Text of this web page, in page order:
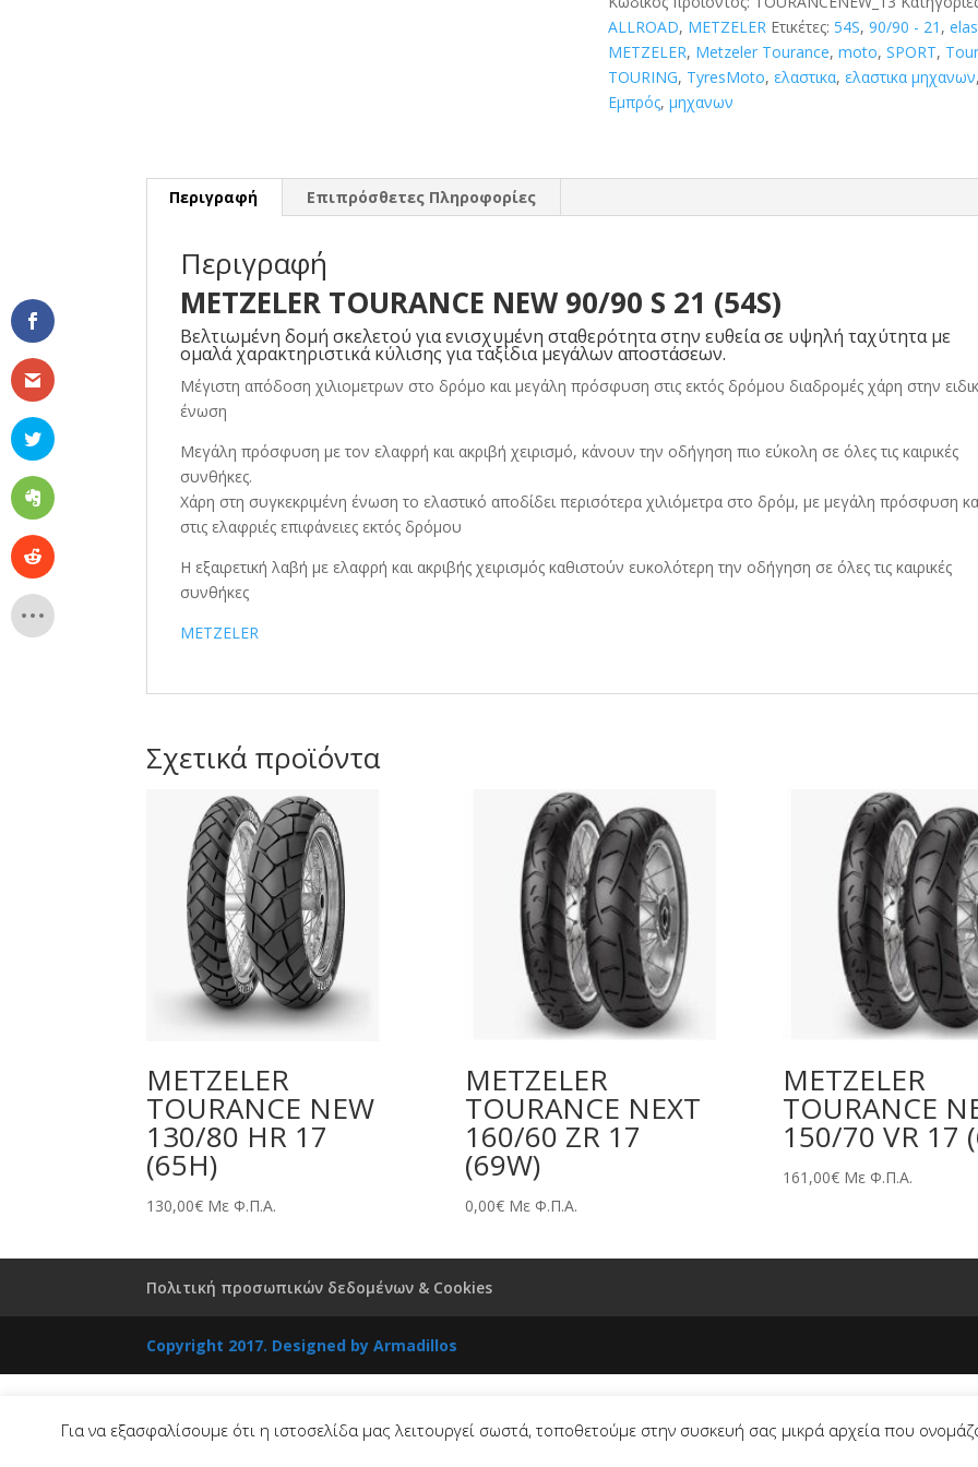
21
(54S)
ποσότητα
ALLROAD, METZELER Ετικέτες:54S,90/90 - 21 ,
METZELER, Metzeler Tourance,moto,SPORT,
TOURING, TyresMoto,ελαστικα,ελαστικα μηχανων
Εμπρός,μηχανων
Περιγραφή Επιπρόσθετες Πληροφορίες
Περιγραφή
METZELER TOURANCE NEW 90/90 S 21 (54S)
Βελτιωμένη δομή σκελετού για ενισχυμένη σταθερότητα στην ευθεία σε υψηλή ταχύτητα με
ομαλά χαρακτηριστικά κύλισης για ταξίδια μεγάλων αποστάσεων.
Μέγιστη απόδοση χιλιομετρων στο δρόμο και μεγάλη πρόσφυση στις εκτός δρόμου διαδρομές χάρη στην
ένωση
Μεγάλη πρόσφυση με τον ελαφρή και ακριβή χειρισμό, κάνουν την οδήγηση πιο εύκολη σε όλες τις καιρικές
συνθήκες.
Χάρη στη συγκεκριμένη ένωση το ελαστικό αποδίδει περισότερα χιλιόμετρα στο δρόμ, με μεγάλη πρόσφυση
στις ελαφριές επιφάνειες εκτός δρόμου
Η εξαιρετική λαβή με ελαφρή και ακριβής χειρισμός καθιστούν ευκολότερη την οδήγηση σε όλες τις καιρικές
συνθήκες
METZELER
Σχετικά προϊόντα
METZELER
TOURANCE NEW
130/80 HR 17
(65H)
130,00€ Με Φ.Π.Α.
METZELER
TOURANCE NEXT
160/60 ZR 17
(69W)
0,00€ Με Φ.Π.Α.
METZELER
TOURANCE
150/70 VR 17
161,00€ Με Φ.Π.Α.
Πολιτική προσωπικών δεδομένων & Cookies
Copyright 2017. Designed byArmadillos
Για να εξασφαλίσουμε ότι η ιστοσελίδα μας λειτουργεί σωστά, τοποθετούμε στην συσκευή σας μικρά αρχεία που